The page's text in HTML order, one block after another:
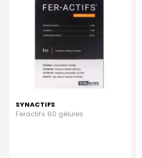
SYNACTIFS
Feractifs 60 gélules